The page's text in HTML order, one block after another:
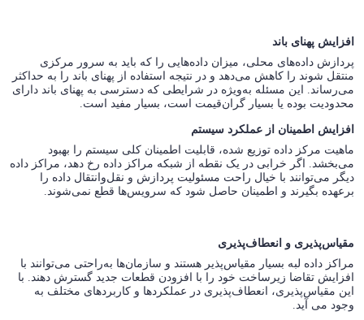
افزایش پهنای باند
پردازش داده‌های محلی، میزان داده‌هایی را که باید به سرور مرکزی
منتقل شوند را کاهش می‌دهد و در نتیجه استفاده از پهنای باند را به حداکثر
می‌رساند. این مسئله به‌ویژه در شرایطی که دسترسی به پهنای باند دارای
محدودیت بوده یا بسیار گران‌قیمت است، بسیار مفید است.
افزایش اطمینان از عملکرد سیستم
ماهیت مرکز داده توزیع شده، قابلیت اطمینان کلی سیستم را بهبود
می‌بخشد. اگر خرابی در یک نقطه از شبکه مراکز داده رخ دهد، مراکز داده
دیگر می‌توانند با خیال راحت مسئولیت پردازش و نقل‌وانتقال داده را
برعهده بگیرند و اطمینان حاصل شود که سرویس‌ها قطع نمی‌شوند.
مقیاس‌پذیری و انعطاف‌پذیری
مراکز داده لبه بسیار مقیاس‌پذیر هستند و سازمان‌ها به‌راحتی می‌توانند با
افزایش تقاضا زیرساخت خود را با افزودن‌ قطعات جدید گسترش دهند. با
این مقیاس‌پذیری، انعطاف‌پذیری در عملکردها و کاربردهای مختلف به
وجود می آید.